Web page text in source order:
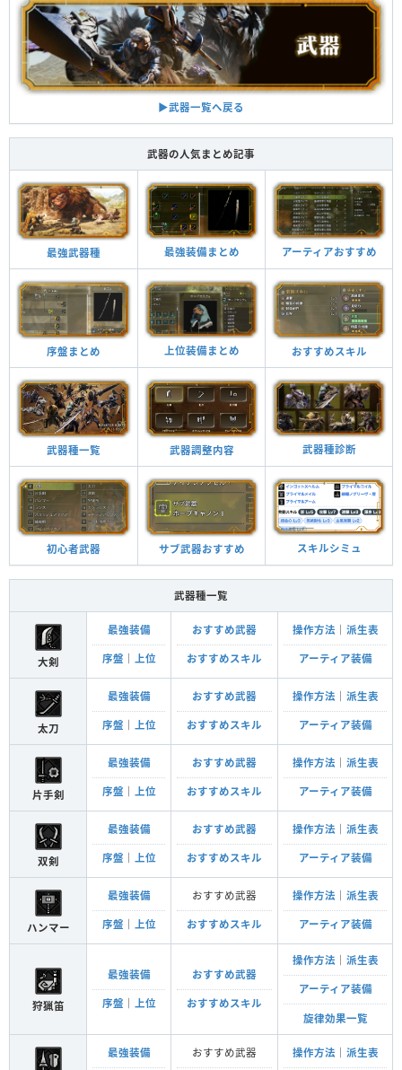
▶︎武器一覧へ戻る
武器の人気まとめ記事
最強武器種 最強装備まとめ アーティアおすすめ
序盤まとめ 上位装備まとめ おすすめスキル
武器種一覧 武器調整内容 武器種診断
初心者武器 サブ武器おすすめ スキルシミュ
武器種一覧
大剣
最強装備
序盤 上位
おすすめ武器
おすすめスキル
操作方法 派生表
アーティア装備
太刀
最強装備
序盤 上位
おすすめ武器
おすすめスキル
操作方法 派生表
アーティア装備
片手剣
最強装備
序盤 上位
おすすめ武器
おすすめスキル
操作方法 派生表
アーティア装備
双剣
最強装備
序盤 上位
おすすめ武器
おすすめスキル
操作方法 派生表
アーティア装備
ハンマー
最強装備
序盤 上位
おすすめ武器
おすすめスキル
操作方法 派生表
アーティア装備
狩猟笛
最強装備
序盤 上位
おすすめ武器
おすすめスキル
操作方法 派生表
アーティア装備
旋律効果一覧
最強装備 おすすめ武器 操作方法 派生表